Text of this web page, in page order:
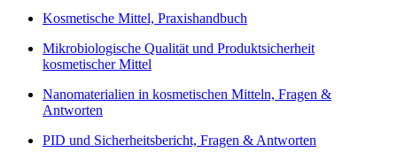
Kosmetische Mittel, Praxishandbuch
Mikrobiologische Qualität und Produktsicherheit
kosmetischer Mittel
Nanomaterialien in kosmetischen Mitteln, Fragen &
Antworten
PID und Sicherheitsbericht, Fragen & Antworten